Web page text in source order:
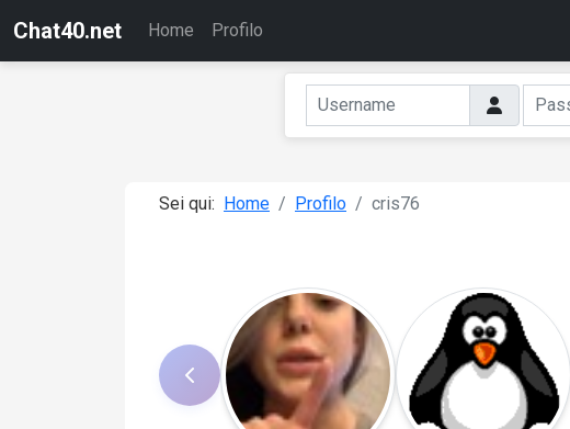
Chat40.net Home Profilo
Sei qui: Home Profilo cris76